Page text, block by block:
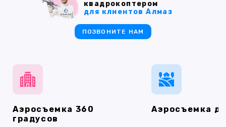
Аэросъемка 360
градусов
Аэросъемка
квадрокоптером
для клиентов Алмаз
ПОЗВОНИТЕ НАМ